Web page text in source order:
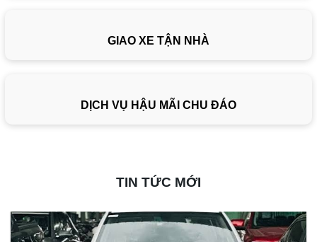
GIAO XE TẬN NHÀ
DỊCH VỤ HẬU MÃI CHU ĐÁO
TIN TỨC MỚI